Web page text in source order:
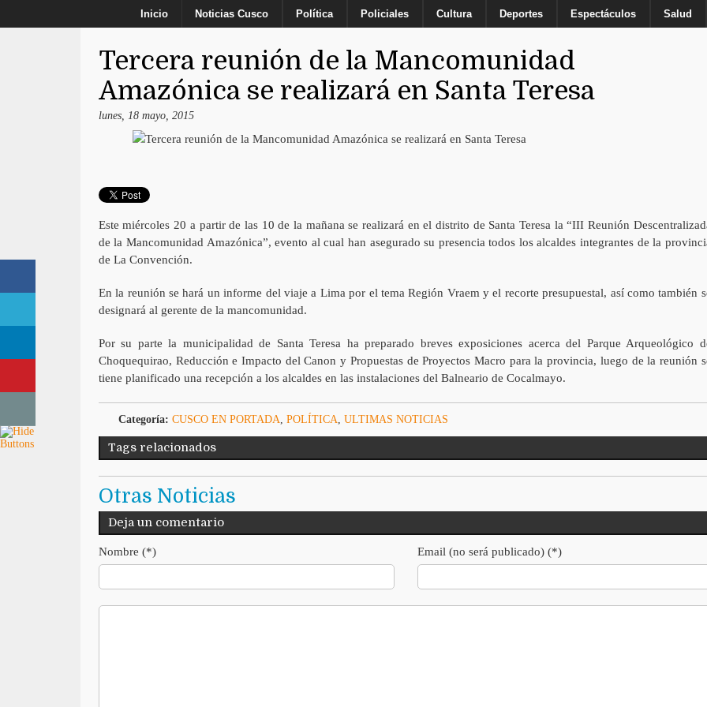
Inicio Noticias Cusco Política Policiales Cultura Deportes Espectáculos Salud
Tercera reunión de la Mancomunidad
Amazónica se realizará en Santa Teresa
lunes, 18 mayo, 2015
Este miércoles 20 a partir de las 10 de la mañana se realizará en el distrito de Santa Teresa la “III Reunión
de la Mancomunidad Amazónica”, evento al cual han asegurado su presencia todos los alcaldes integrantes de la
de La Convención.
En la reunión se hará un informe del viaje a Lima por el tema Región Vraem y el recorte presupuestal, así como también
designará al gerente de la mancomunidad.
Por su parte la municipalidad de Santa Teresa ha preparado breves exposiciones acerca del Parque Arqueológico
Choquequirao, Reducción e Impacto del Canon y Propuestas de Proyectos Macro para la provincia, luego de la reunión
tiene planificado una recepción a los alcaldes en las instalaciones del Balneario de Cocalmayo.
Categoría: CUSCO EN PORTADA POLÍTICA ULTIMAS NOTICIAS
Tags relacionados
Otras Noticias
Deja un comentario
Nombre (*) Email (no será publicado) (*)